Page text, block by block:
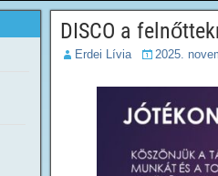
DISCO a
Erdei Lívia 2025.